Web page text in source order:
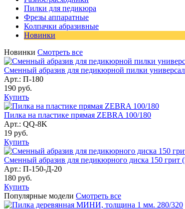
Пилки для педикюра
Фрезы аппаратные
Колпачки абразивные
Новинки
Новинки Смотреть все
Сменный абразив для педикюрной пилки
Арт.: П-180
190 руб.
Купить
Пилка на пластике прямая ZEBRA 100/180
Арт.: QQ-8K
19 руб.
Купить
Сменный абразив для педикюрного диска 150
Арт.: П-150-Д-20
180 руб.
Купить
Популярные модели Смотреть все